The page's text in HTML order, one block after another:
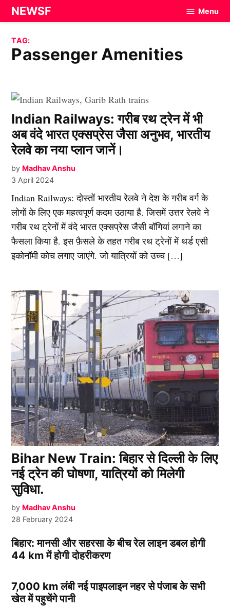
Skip
to
content
NEWSF Menu
TAG:
Passenger Amenities
Indian Railways: गरीब रथ ट्रेन में भी
अब वंदे भारत एक्सप्रेस जैसा अनुभव, भारतीय
रेलवे का नया प्लान जानें।
by Madhav Anshu
3 April 2024
Indian Railways: दोस्तों भारतीय रेलवे ने देश के गरीब वर्ग के
लोगों के लिए एक महत्वपूर्ण कदम उठाया है. जिसमें उत्तर रेलवे ने
गरीब रथ ट्रेनों में वंदे भारत एक्सप्रेस जैसी बॉगियां लगाने का
फैसला किया है. इस फ़ैसले के तहत गरीब रथ ट्रेनों में थर्ड एसी
इकोनॉमी कोच लगाए जाएंगे. जो यात्रियों को उच्च […]
Bihar New Train: बिहार से दिल्ली के लिए
नई ट्रेन की घोषणा, यात्रियों को मिलेगी
सुविधा.
by Madhav Anshu
28 February 2024
बिहार: मानसी और सहरसा के बीच रेल लाइन डबल होगी
44 km में होगी दोहरीकरण
7,000 km लंबी नई पाइपलाइन नहर से पंजाब के सभी
खेत में पहुचेंगे पानी